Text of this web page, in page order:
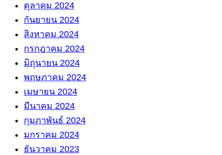
ตุลาคม 2024
กันยายน 2024
สิงหาคม 2024
กรกฎาคม 2024
มิถุนายน 2024
พฤษภาคม 2024
เมษายน 2024
มีนาคม 2024
กุมภาพันธ์ 2024
มกราคม 2024
ธันวาคม 2023